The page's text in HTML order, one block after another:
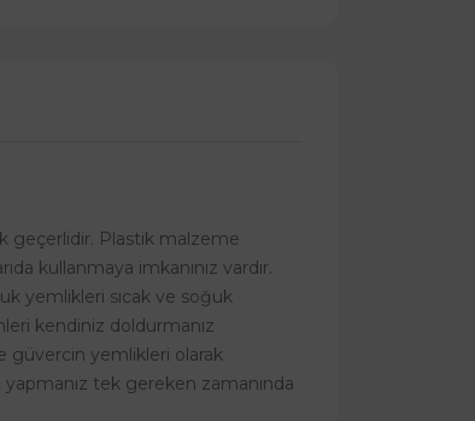
geçerlidir. Plastik malzeme
kullanmaya imkanınız vardır.
yemlikleri sıcak ve soğuk
kendiniz doldurmanız
güvercin yemlikleri olarak
tek gereken zamanında